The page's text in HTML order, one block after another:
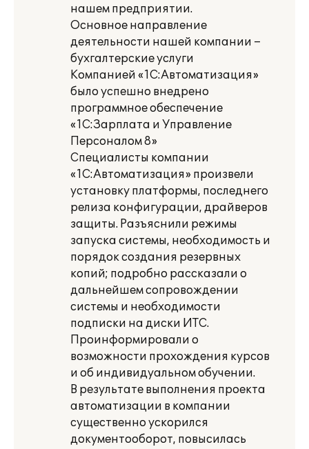
нашем предприятии.
Основное направление
деятельности нашей компании –
бухгалтерские услуги
Компанией «1С:Автоматизация»
было успешно внедрено
программное обеспечение
«1С:Зарплата и Управление
Персоналом 8»
Специалисты компании
«1С:Автоматизация» произвели
установку платформы, последнего
релиза конфигурации, драйверов
защиты. Разъяснили режимы
запуска системы, необходимость и
порядок создания резервных
копий; подробно рассказали о
дальнейшем сопровождении
системы и необходимости
подписки на диски ИТС.
Проинформировали о
возможности прохождения курсов
и об индивидуальном обучении.
В результате выполнения проекта
автоматизации в компании
существенно ускорился
документооборот, повысилась